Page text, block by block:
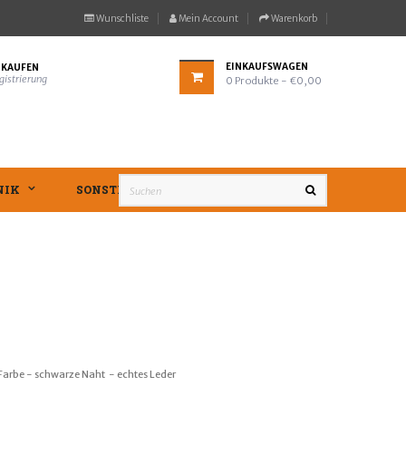
Wunschliste Mein Account Warenkorb
EINKAUFSWAGEN
0 Produkte - €0,00
SONSTIGES
- schwarze Naht - echtes Leder